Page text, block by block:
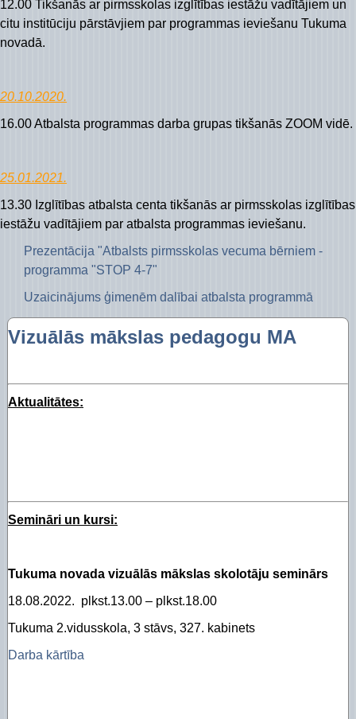
Piekļūstamības paziņojums Izglītības pārvalde
Digitālās plaisas mazināšana sociāli
STEM un pilsoniskā līdzdalība
12.00 Tikšanās ar pirmsskolas izglītības iestāžu vadītājiem un
citu institūciju pārstāvjiem par programmas ieviešanu Tukuma
novadā.
20.10.2020.
16.00 Atbalsta programmas darba grupas tikšanās ZOOM vidē.
25.01.2021.
13.30 Izglītības atbalsta centa tikšanās ar pirmsskolas izglītības
iestāžu vadītājiem par atbalsta programmas ieviešanu.
Prezentācija "Atbalsts pirmsskolas vecuma bērniem -
programma "STOP 4-7"
Uzaicinājums ģimenēm dalībai atbalsta programmā
Vizuālās mākslas pedagogu MA
Aktualitātes:
Semināri un kursi:
Tukuma novada vizuālās mākslas skolotāju seminārs
18.08.2022. plkst.13.00 – plkst.18.00
Tukuma 2.vidusskola, 3 stāvs, 327. kabinets
Darba kārtība